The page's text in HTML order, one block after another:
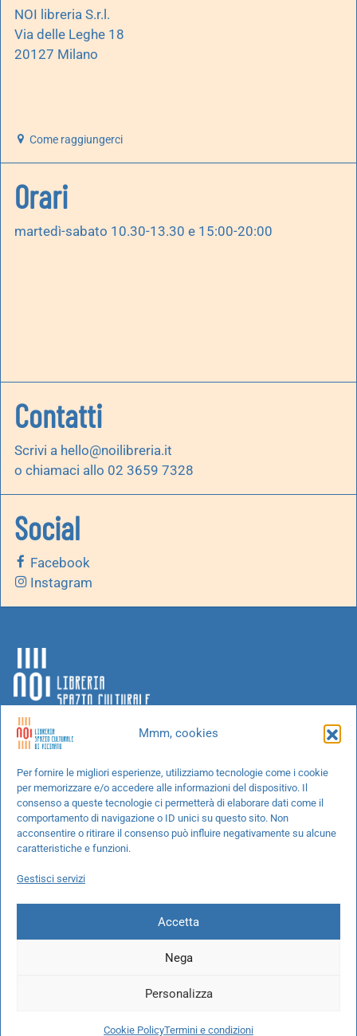
Mmm, cookies
Per fornire le migliori esperienze, utilizziamo tecnologie come i cookie
per memorizzare e/o accedere alle informazioni del dispositivo. Il
consenso a queste tecnologie ci permetterà di elaborare dati come il
comportamento di navigazione o ID unici su questo sito. Non
acconsentire o ritirare il consenso può influire negativamente su alcune
caratteristiche e funzioni.
Gestisci servizi
Accetta
Nega
Personalizza
Cookie PolicyTermini e condizioni
NOI libreria S.r.l.
Via delle Leghe 18
20127 Milano
Come raggiungerci
Orari
martedì-sabato 10.30-13.30 e 15:00-20:00
Contatti
Scrivi a hello@noilibreria.it
o chiamaci allo 02 3659 7328
Social
Facebook
Instagram
Chi siamo
Progetti speciali
Richiedi un libro
Spedizioni
Cookie Policy
10694580969
IT37L0503401651000000004422